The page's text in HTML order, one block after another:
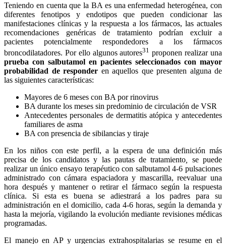
Teniendo en cuenta que la BA es una enfermedad heterogénea, con
diferentes fenotipos y endotipos que pueden condicionar las
manifestaciones clínicas y la respuesta a los fármacos, las actuales
recomendaciones genéricas de tratamiento podrían excluir a
pacientes potencialmente respondedores a los fármacos
broncodilatadores. Por ello algunos autores31 proponen realizar una
prueba con salbutamol en pacientes seleccionados con mayor
probabilidad de responder en aquellos que presenten alguna de
las siguientes características:
Mayores de 6 meses con BA por rinovirus
BA durante los meses sin predominio de circulación de VSR
Antecedentes personales de dermatitis atópica y antecedentes
familiares de asma
BA con presencia de sibilancias y tiraje
En los niños con este perfil, a la espera de una definición más
precisa de los candidatos y las pautas de tratamiento
se puede
realizar un único ensayo terapéutico con salbutamol 4-6 pulsaciones
administrado con cámara espaciadora y mascarilla, reevaluar una
hora después y mantener o retirar el fármaco según la respuesta
clínica. Si esta es buena se adiestrará a los padres para su
administración en el domicilio, cada 4-6 horas, según la demanda y
hasta la mejoría, vigilando la evolución mediante revisiones médicas
programadas.
El manejo en AP y urgencias extrahospitalarias se resume en el